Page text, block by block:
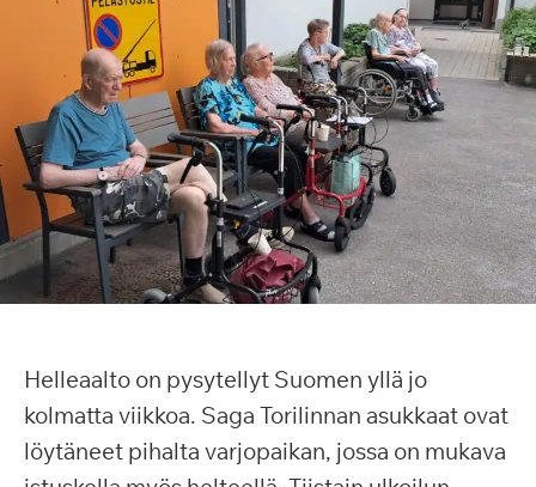
Helleaalto on pysytellyt Suomen yllä jo
kolmatta viikkoa. Saga Torilinnan asukkaat ovat
löytäneet pihalta varjopaikan, jossa on mukava